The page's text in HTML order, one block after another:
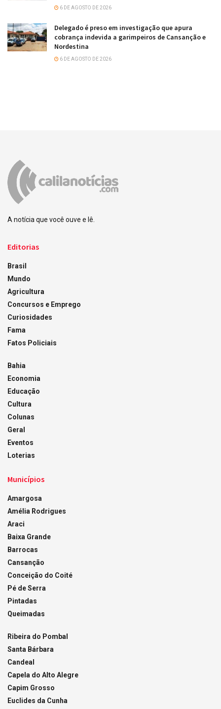
6 DE AGOSTO DE 2026
Delegado é preso em investigação que apura
cobrança indevida a garimpeiros de Cansanção e
Nordestina
6 DE AGOSTO DE 2026
A notícia que você ouve e lê.
Editorias
Brasil
Mundo
Agricultura
Concursos e Emprego
Curiosidades
Fama
Fatos Policiais
Bahia
Economia
Educação
Cultura
Colunas
Geral
Eventos
Loterias
Municípios
Amargosa
Amélia Rodrigues
Araci
Baixa Grande
Barrocas
Cansanção
Conceição do Coité
Pé de Serra
Pintadas
Queimadas
Ribeira do Pombal
Santa Bárbara
Candeal
Capela do Alto Alegre
Capim Grosso
Euclides da Cunha